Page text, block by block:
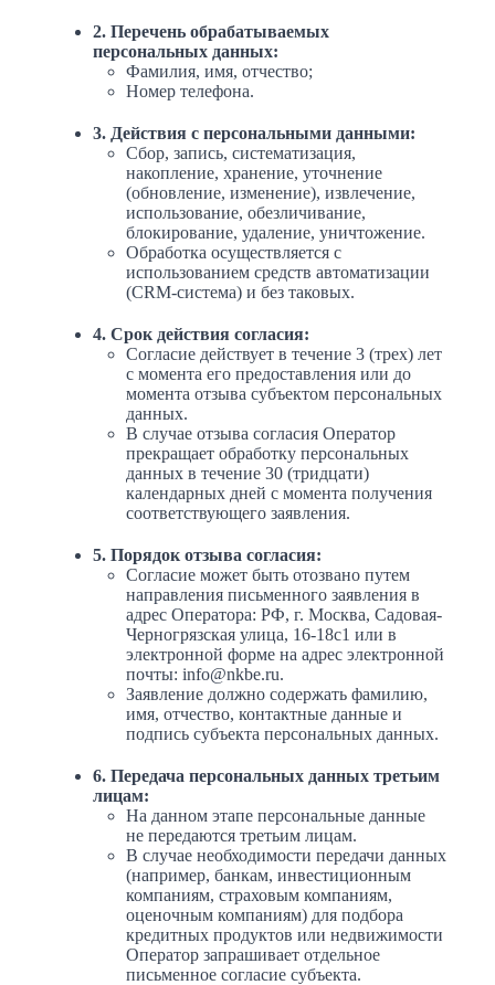
2. Перечень обрабатываемых
персональных данных:
Фамилия, имя, отчество;
Номер телефона.
3. Действия с персональными данными:
Сбор, запись, систематизация,
накопление, хранение, уточнение
(обновление, изменение), извлечение,
использование, обезличивание,
блокирование, удаление, уничтожение.
Обработка осуществляется с
использованием средств автоматизации
(CRM-система) и без таковых.
4. Срок действия согласия:
Согласие действует в течение 3 (трех) лет
с момента его предоставления или до
момента отзыва субъектом персональных
данных.
В случае отзыва согласия Оператор
прекращает обработку персональных
данных в течение 30 (тридцати)
календарных дней с момента получения
соответствующего заявления.
5. Порядок отзыва согласия:
Согласие может быть отозвано путем
направления письменного заявления в
адрес Оператора: РФ, г. Москва, Садовая-
Черногрязская улица, 16-18с1 или в
электронной форме на адрес электронной
почты: info@nkbe.ru.
Заявление должно содержать фамилию,
имя, отчество, контактные данные и
подпись субъекта персональных данных.
6. Передача персональных данных третьим
лицам:
На данном этапе персональные данные
не передаются третьим лицам.
В случае необходимости передачи данных
(например, банкам, инвестиционным
компаниям, страховым компаниям,
оценочным компаниям) для подбора
кредитных продуктов или недвижимости
Оператор запрашивает отдельное
письменное согласие субъекта.